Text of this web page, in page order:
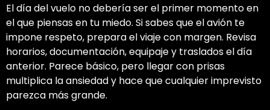
El día del vuelo no debería ser el primer momento en
el que piensas en tu miedo. Si sabes que el avión te
impone respeto, prepara el viaje con margen. Revisa
horarios, documentación, equipaje y traslados el día
anterior. Parece básico, pero llegar con prisas
multiplica la ansiedad y hace que cualquier imprevisto
parezca más grande.